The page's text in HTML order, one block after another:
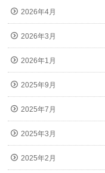
2026年4月
2026年3月
2026年1月
2025年9月
2025年7月
2025年3月
2025年2月